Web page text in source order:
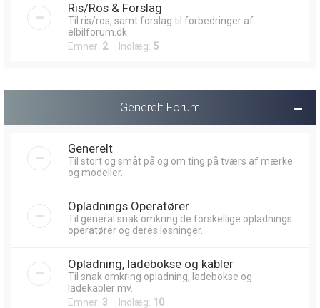
Ris/Ros & Forslag
Til ris/ros, samt forslag til forbedringer af
elbilforum.dk
Emner: 2Indlæg: 5
Generelt Forum
Generelt
Til stort og småt på og om ting på tværs af mærke
og modeller.
Opladnings Operatører
Til general snak omkring de forskellige opladnings
operatører og deres løsninger.
Opladning, ladebokse og kabler
Til snak omkring opladning, ladebokse og
ladekabler mv.
Emner: 3 Indlæg: 10